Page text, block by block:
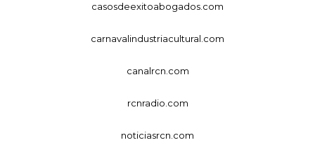
casosdeexitoabogados.com
carnavalindustriacultural.com
canalrcn.com
rcnradio.com
noticiasrcn.com